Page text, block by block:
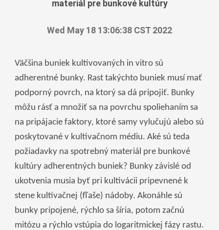
Türkçe
беларуская
Ελληνικά
Kreyòl ayisyen
עִברִית हिन्दी
Magyar
italiano
Hrvatski
materiál pre bunkové kultúry
Wed May 18 13:06:38 CST 2022
Väčšina buniek kultivovaných in vitro sú
adherentné bunky. Rast takýchto buniek musí mať
podporný povrch, na ktorý sa dá pripojiť. Bunky
môžu rásť a množiť sa na povrchu spoliehaním sa
na pripájacie faktory, ktoré samy vylučujú alebo sú
poskytované v kultivačnom médiu. Aké sú teda
požiadavky na spotrebný materiál pre bunkové
kultúry adherentných buniek? Bunky závislé od
ukotvenia musia byť pri kultivácii pripevnené k
stene kultivačnej (fľaše) nádoby. Akonáhle sú
bunky pripojené, rýchlo sa šíria, potom začnú
mitózu a rýchlo vstúpia do logaritmickej fázy rastu.